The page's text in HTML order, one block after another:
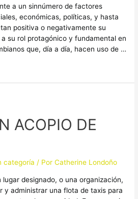
a un sinnúmero de factores
económicas, políticas, y hasta
positiva o negativamente su
su rol protagónico y fundamental en
que, día a día, hacen uso de …
ACOPIO DE
categoría / PorCatherine Londoño
designado, o una organización,
y administrar una flota de taxis para